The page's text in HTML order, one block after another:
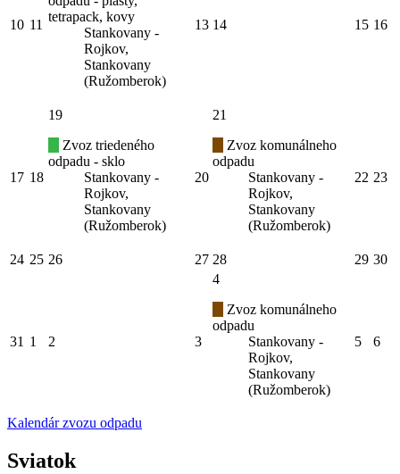
10 11
tetrapack, kovy
Stankovany -
Rojkov,
Stankovany
(Ružomberok)
13 14 15 16
17 18
19
Zvoz triedeného
odpadu - sklo
Stankovany -
Rojkov,
Stankovany
(Ružomberok)
20
21
Zvoz komunálneho
odpadu
Stankovany -
Rojkov,
Stankovany
(Ružomberok)
22 23
24 25 26 27 28 29 30
31 1 2 3
4
Zvoz komunálneho
odpadu
Stankovany -
Rojkov,
Stankovany
(Ružomberok)
5 6
Kalendár zvozu odpadu
Sviatok